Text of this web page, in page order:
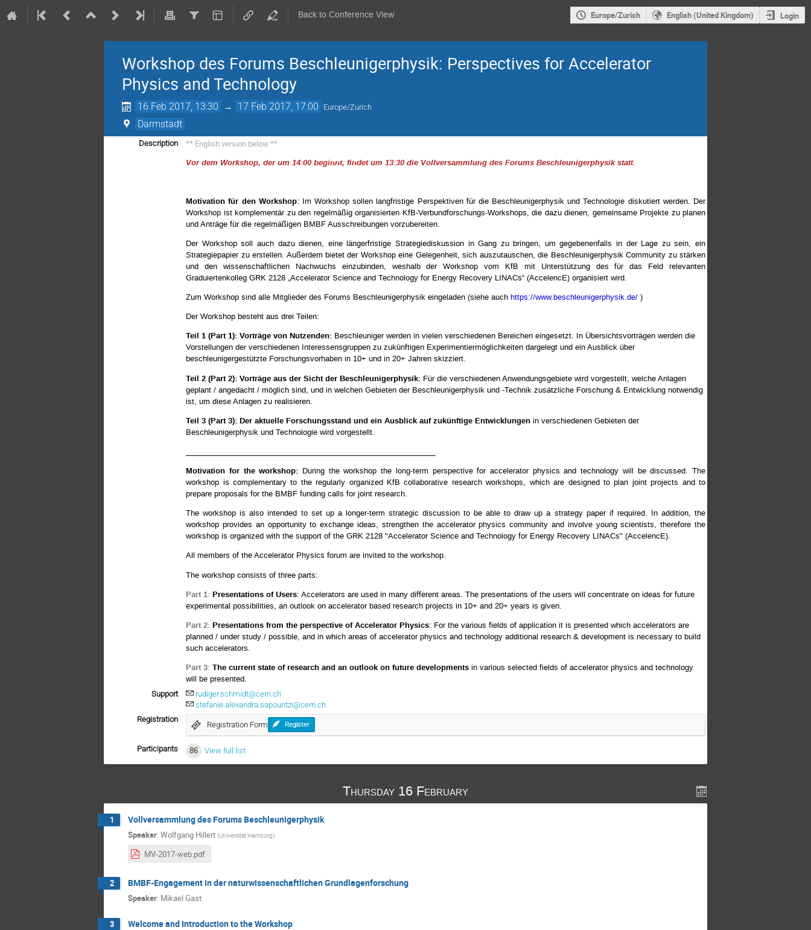
Back to Conference View Europe/Zurich English (United Kingdom) Login
Workshop des Forums Beschleunigerphysik: Perspectives for Accelerator
Physics and Technology
16 Feb 2017, 13:30 → 17 Feb 2017, 17:00 Europe/Zurich
Darmstadt
Description ** English version below **
Vor dem Workshop, der um 14:00 beginnt, findet um 13:30 die Vollversammlung des Forums Beschleunigerphysik statt.
Motivation für den Workshop: Im Workshop sollen langfristige Perspektiven für die Beschleunigerphysik und Technologie diskutiert werden. Der
Workshop ist komplementär zu den regelmäßig organisierten KfB-Verbundforschungs-Workshops, die dazu dienen, gemeinsame Projekte zu planen
und Anträge für die regelmäßigen BMBF Ausschreibungen vorzubereiten.
Der Workshop soll auch dazu dienen, eine längerfristige Strategiediskussion in Gang zu bringen, um gegebenenfalls in der Lage zu sein, ein
Strategiepapier zu erstellen. Außerdem bietet der Workshop eine Gelegenheit, sich auszutauschen, die Beschleunigerphysik Community zu stärken
und den wissenschaftlichen Nachwuchs einzubinden, weshalb der Workshop vom KfB mit Unterstützung des für das Feld relevanten
Graduiertenkolleg GRK 2128 „Accelerator Science and Technology for Energy Recovery LINACs“ (AccelencE) organisiert wird.
Zum Workshop sind alle Mitglieder des Forums Beschleunigerphysik eingeladen (siehe auchhttps://www.beschleunigerphysik.de/ )
Der Workshop besteht aus drei Teilen:
Teil 1 (Part 1): Vorträge von Nutzenden: Beschleuniger werden in vielen verschiedenen Bereichen eingesetzt. In Übersichtsvorträgen werden die
Vorstellungen der verschiedenen Interessensgruppen zu zukünftigen Experimentiermöglichkeiten dargelegt und ein Ausblick über
beschleunigergestützte Forschungsvorhaben in 10+ und in 20+ Jahren skizziert.
Teil 2 (Part 2): Vorträge aus der Sicht der Beschleunigerphysik: Für die verschiedenen Anwendungsgebiete wird vorgestellt, welche Anlagen
geplant / angedacht / möglich sind, und in welchen Gebieten der Beschleunigerphysik und -Technik zusätzliche Forschung & Entwicklung notwendig
ist, um diese Anlagen zu realisieren.
Teil 3 (Part 3): Der aktuelle Forschungsstand und ein Ausblick auf zukünftige Entwicklungen in verschiedenen Gebieten der
Beschleunigerphysik und Technologie wird vorgestellt.
Motivation for the workshop: During the workshop the long-term perspective for accelerator physics and technology will be discussed. The
workshop is complementary to the regularly organized KfB collaborative research workshops, which are designed to plan joint projects and to
prepare proposals for the BMBF funding calls for joint research.
The workshop is also intended to set up a longer-term strategic discussion to be able to draw up a strategy paper if required. In addition, the
workshop provides an opportunity to exchange ideas, strengthen the accelerator physics community and involve young scientists, therefore the
workshop is organized with the support of the GRK 2128 "Accelerator Science and Technology for Energy Recovery LINACs" (AccelencE).
All members of the Accelerator Physics forum are invited to the workshop.
The workshop consists of three parts:
Part 1:Presentations of Users: Accelerators are used in many different areas. The presentations of the users will concentrate on ideas for future
experimental possibilities, an outlook on accelerator based research projects in 10+ and 20+ years is given.
Part 2:Presentations from the perspective of Accelerator Physics: For the various fields of application it is presented which accelerators are
planned / under study / possible, and in which areas of accelerator physics and technology additional research & development is necessary to build
such accelerators.
Part 3:The current state of research and an outlook on future developments in various selected fields of accelerator physics and technology
will be presented.
Support
rudiger.schmidt@cern.ch
stefanie.alexandra.sapountzi@cern.ch
Registration
Registration Form Register
Participants 86 View full list
Thursday 16 February
1 Vollversammlung des Forums Beschleunigerphysik
Speaker: Wolfgang Hillert (Universität Hamburg)
MV-2017-web.pdf
2 BMBF-Engagement in der naturwissenschaftlichen Grundlagenforschung
Speaker: Mikael Gast
3 Welcome and Introduction to the Workshop